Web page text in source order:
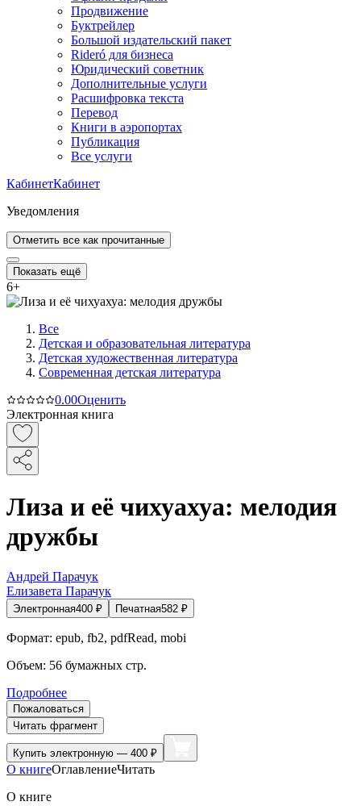
Продвижение
Буктрейлер
Большой издательский пакет
Rideró для бизнеса
Юридический советник
Дополнительные услуги
Расшифровка текста
Перевод
Книги в аэропортах
Публикация
Все услуги
КабинетКабинет
Уведомления
Отметить все как прочитанные
Показать ещё
6+
Все
Детская и образовательная литература
Детская художественная литература
Современная детская литература
0.00Оценить
Электронная книга
Лиза и её чихуахуа: мелодия
дружбы
Андрей Парачук
Елизавета Парачук
Электронная400 ₽ Печатная582 ₽
Формат: epub, fb2, pdfRead, mobi
Объем: 56 бумажных стр.
Подробнее
Пожаловаться
Читать фрагмент
Купить электронную — 400 ₽
О книгеОглавлениеЧитать
О книге